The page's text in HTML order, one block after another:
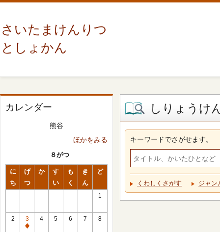
さいたまけんりつ
としょかん
カレンダー
熊谷
ほかをみる
８がつ
に
ち
げ
つ
か
す
い
も
く
き
ん
ど
1
2
3
休
4 5 6 7 8
しりょうけ
キーワードでさがせます。
くわしくさがす ジャン